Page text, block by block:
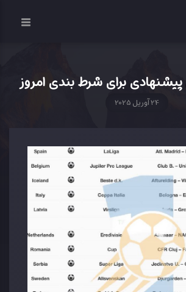
برای شرط بندی امروز
24 آوریل 2025